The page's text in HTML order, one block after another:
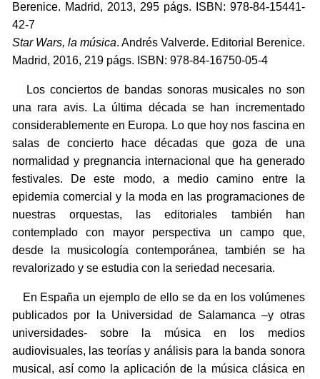
Berenice. Madrid, 2013, 295 págs. ISBN: 978-84-15441-
42-7
Star Wars, la música. Andrés Valverde. Editorial Berenice.
Madrid, 2016, 219 págs. ISBN: 978-84-16750-05-4
Los conciertos de bandas sonoras musicales no son
una rara avis. La última década se han incrementado
considerablemente en Europa. Lo que hoy nos fascina en
salas de concierto hace décadas que goza de una
normalidad y pregnancia internacional que ha generado
festivales. De este modo, a medio camino entre la
epidemia comercial y la moda en las programaciones de
nuestras orquestas, las editoriales también han
contemplado con mayor perspectiva un campo que,
desde la musicología contemporánea, también se ha
revalorizado y se estudia con la seriedad necesaria.
En España un ejemplo de ello se da en los volúmenes
publicados por la Universidad de Salamanca –y otras
universidades- sobre la música en los medios
audiovisuales, las teorías y análisis para la banda sonora
musical, así como la aplicación de la música clásica en